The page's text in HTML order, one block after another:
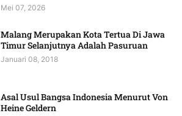
Mei 07, 2026
Malang Merupakan Kota Tertua Di Jawa
Timur Selanjutnya Adalah Pasuruan
Januari 08, 2018
Asal Usul Bangsa Indonesia Menurut Von
Heine Geldern